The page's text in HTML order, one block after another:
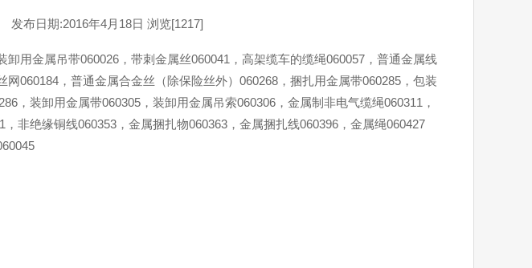
发布日期:2016年4月18日 浏览[1217]
卸用金属吊带060026，带刺金属丝060041，高架缆车的缆绳060057，普通金属线
网060184，普通金属合金丝（除保险丝外）060268，捆扎用金属带060285，包装
，装卸用金属带060305，装卸用金属吊索060306，金属制非电气缆绳060311，
非绝缘铜线060353，金属捆扎物060363，金属捆扎线060396，金属绳060427